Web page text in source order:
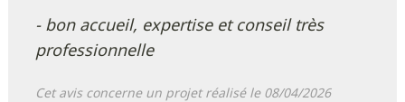
- bon accueil, expertise et conseil très
professionnelle
Cet avis concerne un projet réalisé le 08/04/2026